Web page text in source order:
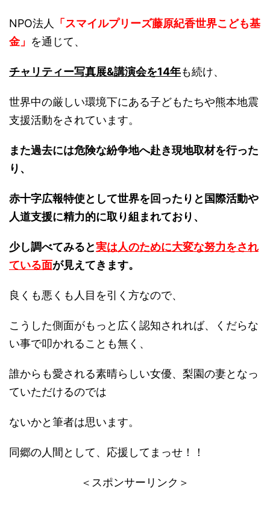
NPO法人
「スマイルプリーズ藤原紀香世界こども基
金」 を通じて、
チャリティー写真展&講演会を14年も続け、
世界中の厳しい環境下にある子どもたちや熊本地震
支援活動をされています。
また過去には危険な紛争地へ赴き現地取材を行った
り、
赤十字広報特使として世界を回ったりと国際活動や
人道支援に精力的に取り組まれており、
少し調べてみると実は人のために大変な努力をされ
ている面が見えてきます。
良くも悪くも人目を引く方なので、
こうした側面がもっと広く認知されれば、くだらな
い事で叩かれることも無く、
誰からも愛される素晴らしい女優、梨園の妻となっ
ていただけるのでは
ないかと筆者は思います。
同郷の人間として、応援してまっせ！！
＜スポンサーリンク＞